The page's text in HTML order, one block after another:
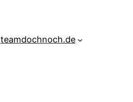
teamdochnoch.de